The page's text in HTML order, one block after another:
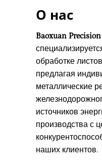
О нас
Baoxuan
обработке
предлагая
металлические
источников
производства с
наших клиентов.